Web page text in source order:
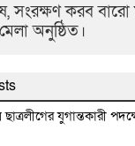
সংরক্ষণ করব বারো
অনুষ্ঠিত।
যুগান্তকারী